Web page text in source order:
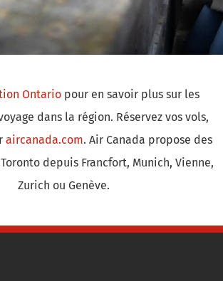
Ontario pour en savoir plus sur les
dans la région. Réservez vos vols,
aircanada.com. Air Canada propose des
depuis Francfort, Munich, Vienne,
Zurich ou Genève.